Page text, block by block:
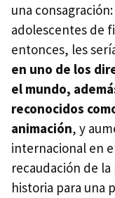
una
adolescentes de
entonces, les
en uno de los
el mundo,
reconocidos
animación, y
internacional en
recaudación de
historia para una